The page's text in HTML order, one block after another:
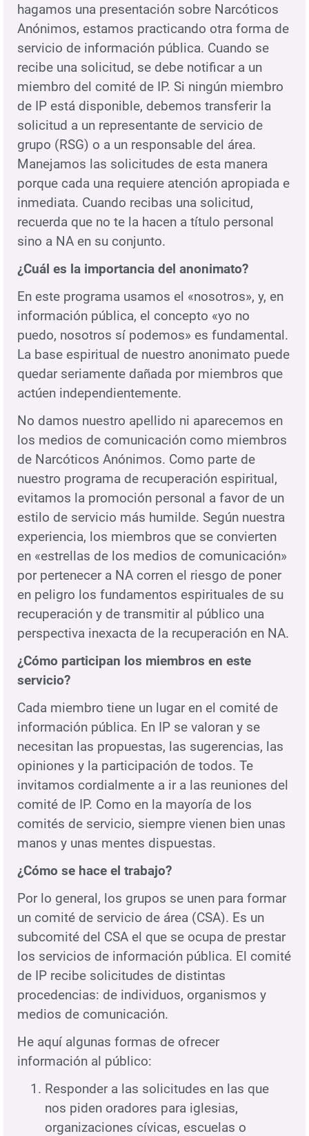
hagamos una presentación sobre Narcóticos
Anónimos, estamos practicando otra forma de
servicio de información pública. Cuando se
recibe una solicitud, se debe notificar a un
miembro del comité de IP. Si ningún miembro
de IP está disponible, debemos transferir la
solicitud a un representante de servicio de
grupo (RSG) o a un responsable del área.
Manejamos las solicitudes de esta manera
porque cada una requiere atención apropiada e
inmediata. Cuando recibas una solicitud,
recuerda que no te la hacen a título personal
sino a NA en su conjunto.
¿Cuál es la importancia del anonimato?
En este programa usamos el «nosotros», y, en
información pública, el concepto «yo no
puedo, nosotros sí podemos» es fundamental.
La base espiritual de nuestro anonimato puede
quedar seriamente dañada por miembros que
actúen independientemente.
No damos nuestro apellido ni aparecemos en
los medios de comunicación como miembros
de Narcóticos Anónimos. Como parte de
nuestro programa de recuperación espiritual,
evitamos la promoción personal a favor de un
estilo de servicio más humilde. Según nuestra
experiencia, los miembros que se convierten
en «estrellas de los medios de comunicación»
por pertenecer a NA corren el riesgo de poner
en peligro los fundamentos espirituales de su
recuperación y de transmitir al público una
perspectiva inexacta de la recuperación en NA.
¿Cómo participan los miembros en este
servicio?
Cada miembro tiene un lugar en el comité de
información pública. En IP se valoran y se
necesitan las propuestas, las sugerencias, las
opiniones y la participación de todos. Te
invitamos cordialmente a ir a las reuniones del
comité de IP. Como en la mayoría de los
comités de servicio, siempre vienen bien unas
manos y unas mentes dispuestas.
¿Cómo se hace el trabajo?
Por lo general, los grupos se unen para formar
un comité de servicio de área (CSA). Es un
subcomité del CSA el que se ocupa de prestar
los servicios de información pública. El comité
de IP recibe solicitudes de distintas
procedencias: de individuos, organismos y
medios de comunicación.
He aquí algunas formas de ofrecer
información al público:
Responder a las solicitudes en las que
nos piden oradores para iglesias,
organizaciones cívicas, escuelas o